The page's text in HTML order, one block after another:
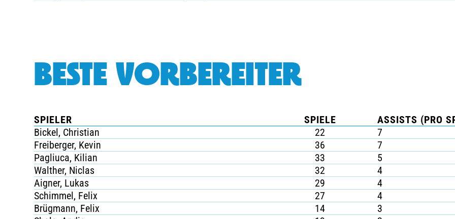
BESTE VORBEREITER
SPIELER SPIELE
ASSISTS (PRO
Bickel, Christian
22
7
Freiberger, Kevin
36
7
Pagliuca, Kilian
33
5
Walther, Niclas
32
4
Aigner, Lukas
29
4
Schimmel, Felix
27
4
Brügmann, Felix
14
3